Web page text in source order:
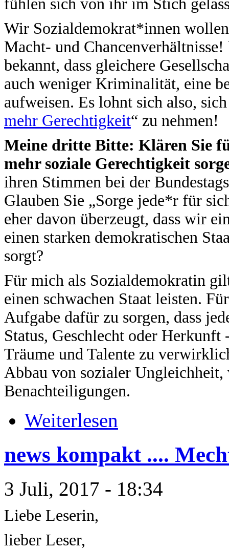
fühlen sich von ihr im Stich
Wir Sozialdemokrat*innen
Macht- und
bekannt, dass gleichere
auch weniger Kriminalität, eine
aufweisen. Es lohnt sich also,
mehr Gerechtigkeit“ zu nehmen!
Meine dritte Bitte: Klären Sie
mehr soziale Gerechtigkeit
ihren Stimmen bei der
Glauben Sie „Sorge jede*r für
eher davon überzeugt, dass wir
einen starken demokratischen
sorgt?
Für mich als Sozialdemokratin
einen schwachen Staat leisten.
Aufgabe dafür zu sorgen, dass
Status, Geschlecht oder Herkunft
Träume und Talente zu
Abbau von sozialer
Benachteiligungen.
Weiterlesen
news kompakt ....
3 Juli, 2017 - 18:34
Liebe Leserin,
lieber Leser,